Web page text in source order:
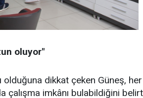
oluyor"
olduğuna dikkat çeken Güneş,
çalışma imkânı bulabildiğini